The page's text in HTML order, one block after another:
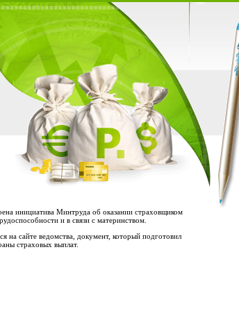
инициатива Минтруда об оказании страховщиком
и в связи с материнством.
на сайте ведомства, документ, который подготовил
страховых выплат.